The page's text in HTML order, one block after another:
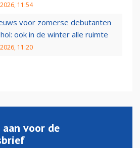
11:54
voor zomerse debutanten
ook in de winter alle ruimte
11:20
aan voor de